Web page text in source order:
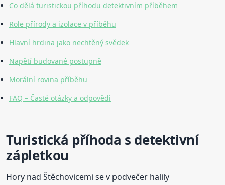
Co dělá turistickou příhodu detektivním příběhem
Role přírody a izolace v příběhu
Hlavní hrdina jako nechtěný svědek
Napětí budované postupně
Morální rovina příběhu
FAQ – Časté otázky a odpovědi
Turistická příhoda s detektivní
zápletkou
Hory nad Štěchovicemi se v podvečer halily